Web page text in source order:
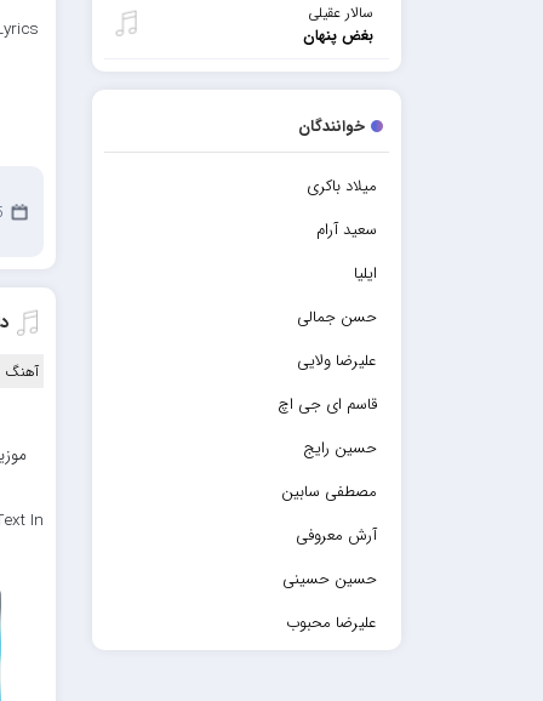
سالار عقیلی
بغض پنهان
خوانندگان
میلاد باکری
سعید آرام
ایلیا
حسن جمالی
علیرضا ولایی
قاسم ای جی اچ
حسین رایج
مصطفی سابین
آرش معروفی
حسین حسینی
علیرضا محبوب
آهنگ
In